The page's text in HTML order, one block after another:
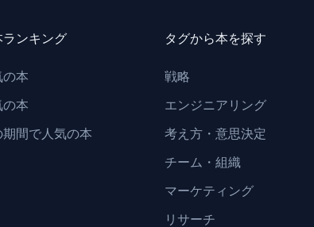
ランキング
本
本
間で人気の本
タグから本を探す
戦略
エンジニアリング
考え方・意思決定
チーム・組織
マーケティング
リサーチ